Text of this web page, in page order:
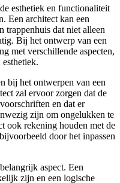
esthetiek en functionaliteit
Een architect kan een
trappenhuis dat niet alleen
Bij het ontwerp van een
met verschillende aspecten,
bij het ontwerpen van een
zal ervoor zorgen dat de
en dat er
zijn om ongelukken te
ook rekening houden met de
door het inpassen
aspect. Een
zijn en een logische